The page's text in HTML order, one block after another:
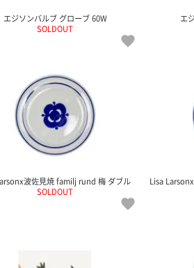
エジソンバルブ グローブ 60W
SOLDOUT
エ
波佐見焼 familj rund 梅 ダブル
SOLDOUT
Lisa